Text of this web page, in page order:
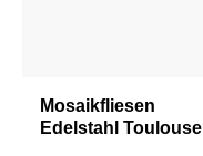
Mosaikfliesen
Edelstahl Toulouse